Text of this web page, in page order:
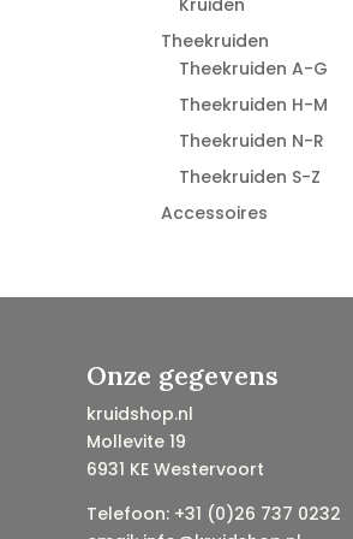
Kruiden
Theekruiden
Theekruiden A-G
Theekruiden H-M
Theekruiden N-R
Theekruiden S-Z
Accessoires
Onze gegevens
kruidshop.nl
Mollevite 19
6931 KE Westervoort
Telefoon: +31 (0)26 737 0232